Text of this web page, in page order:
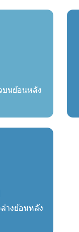
บนย้อนหลัง
างย้อนหลัง